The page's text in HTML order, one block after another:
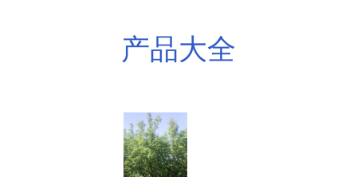
产品大全